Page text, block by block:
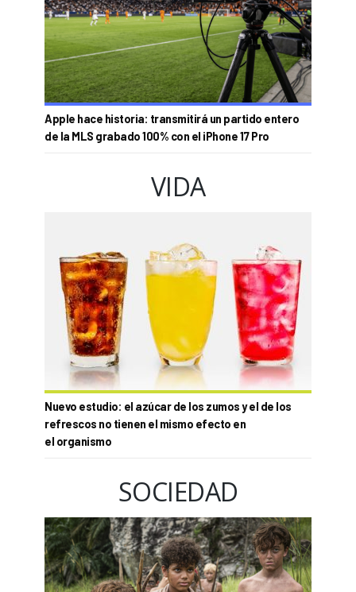
Apple hace historia: transmitirá un partido entero
de la MLS grabado 100% con el iPhone 17 Pro
VIDA
Nuevo estudio: el azúcar de los zumos y el de los
refrescos no tienen el mismo efecto en
el organismo
SOCIEDAD